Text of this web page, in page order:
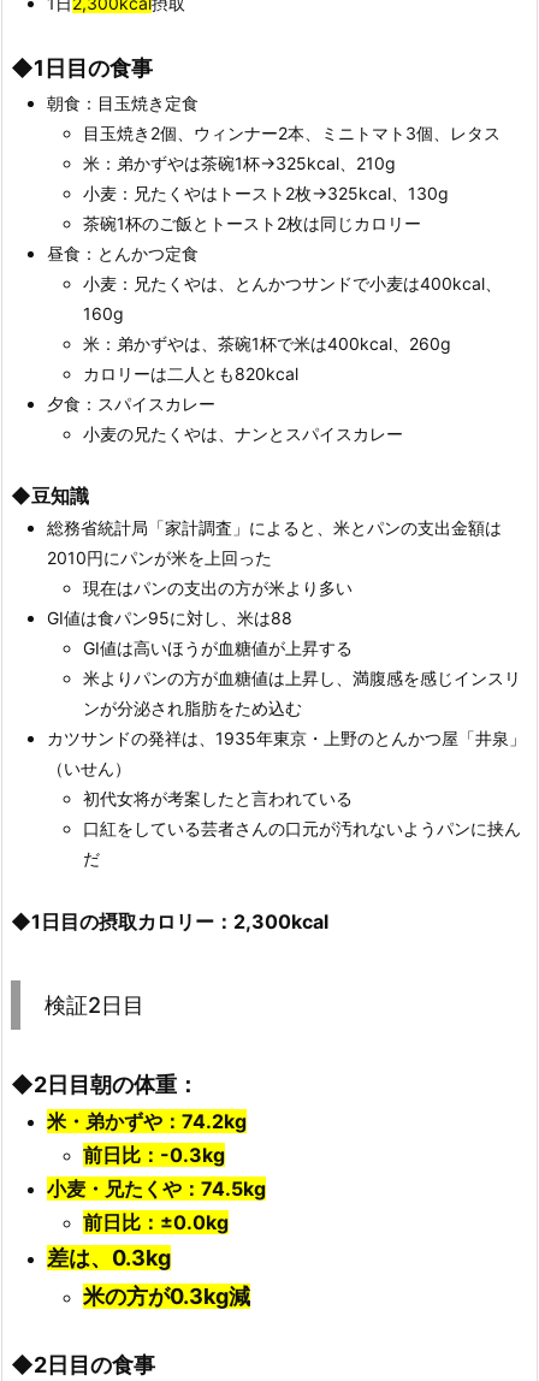
◆1日目の食事
朝食：目玉焼き定食
目玉焼き2個、ウィンナー2本、ミニトマト3個、レタス
米：弟かずやは茶碗1杯→325kcal、210g
小麦：兄たくやはトースト2枚→325kcal、130g
茶碗1杯のご飯とトースト2枚は同じカロリー
昼食：とんかつ定食
小麦：兄たくやは、とんかつサンドで小麦は400kcal、
160g
米：弟かずやは、茶碗1杯で米は400kcal、260g
カロリーは二人とも820kcal
夕食：スパイスカレー
小麦の兄たくやは、ナンとスパイスカレー
◆豆知識
総務省統計局「家計調査」によると、米とパンの支出金額は
2010円にパンが米を上回った
現在はパンの支出の方が米より多い
GI値は食パン95に対し、米は88
GI値は高いほうが血糖値が上昇する
米よりパンの方が血糖値は上昇し、満腹感を感じインスリ
ンが分泌され脂肪をため込む
カツサンドの発祥は、1935年東京・上野のとんかつ屋「井泉」
（いせん）
初代女将が考案したと言われている
口紅をしている芸者さんの口元が汚れないようパンに挟ん
だ
◆1日目の摂取カロリー：2,300kcal
検証2日目
◆2日目朝の体重：
米・弟かずや：74.2kg
前日比：-0.3kg
小麦・兄たくや：74.5kg
前日比：±0.0kg
差は、0.3kg
米の方が0.3kg減
◆2日目の食事